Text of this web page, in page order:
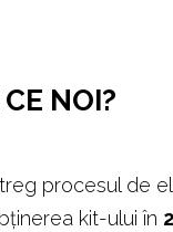
CE NOI?
procesul de
kit-ului în